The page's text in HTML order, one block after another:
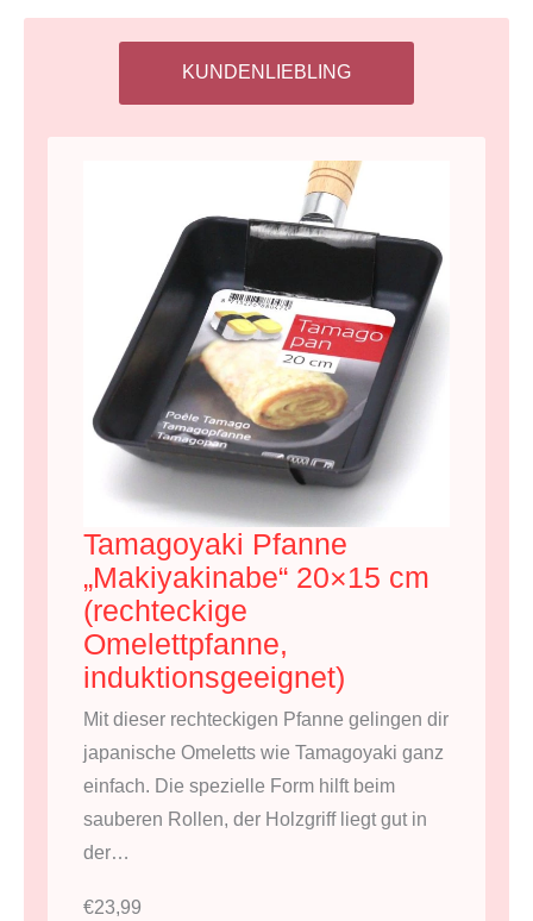
KUNDENLIEBLING
Tamagoyaki Pfanne
„Makiyakinabe“ 20×15 cm
(rechteckige
Omelettpfanne,
induktionsgeeignet)
Mit dieser rechteckigen Pfanne gelingen dir
japanische Omeletts wie Tamagoyaki ganz
einfach. Die spezielle Form hilft beim
sauberen Rollen, der Holzgriff liegt gut in
der…
€23,99